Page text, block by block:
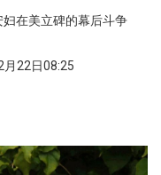
在美立碑的幕后斗争
22日08:25